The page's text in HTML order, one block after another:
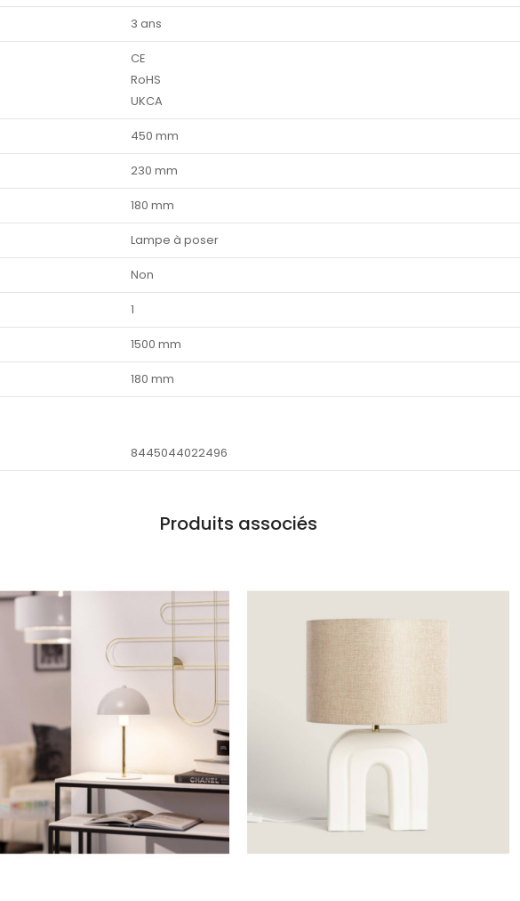
3 ans
CE
RoHS
UKCA
450 mm
230 mm
180 mm
Lampe à poser
Non
1
1500 mm
180 mm
8445044022496
Produits associés